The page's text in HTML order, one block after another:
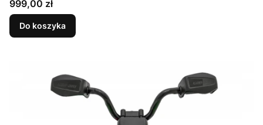
Cena
999,00 zł
Do koszyka